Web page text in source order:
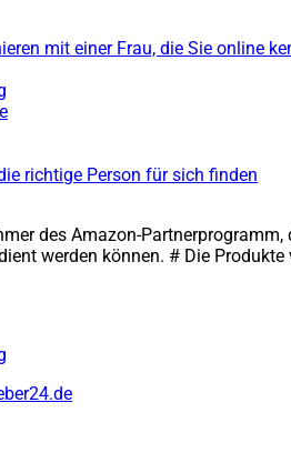
mit einer Frau, die Sie online
richtige Person für sich finden
des Amazon-
werden können. # Die